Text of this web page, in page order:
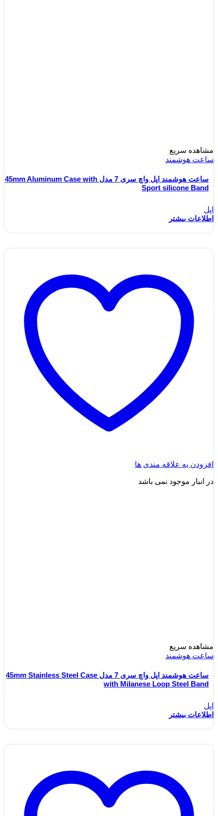
مشاهده سریع
ساعت هوشمند
ساعت هوشمند اپل واچ سری 7 مدل 45mm Aluminum Case with
Sport silicone Band
اپل
اطلاعات بیشتر
افزودن به علاقه مندی ها
در انبار موجود نمی باشد
مشاهده سریع
ساعت هوشمند
ساعت هوشمند اپل واچ سری 7 مدل 45mm Stainless Steel Case
with Milanese Loop Steel Band
اپل
اطلاعات بیشتر